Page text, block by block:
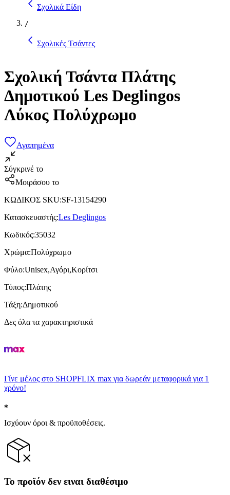
Σχολικά Είδη
/
Σχολικές Τσάντες
Σχολική Τσάντα Πλάτης
Δημοτικού Les Deglingos
Λύκος Πολύχρωμο
Αγαπημένα
Σύγκρινέ το
Μοιράσου το
ΚΩΔΙΚΟΣ SKU:SF-13154290
Κατασκευαστής:Les Deglingos
Κωδικός:35032
Χρώμα:Πολύχρωμο
Φύλο:Unisex,Αγόρι,Κορίτσι
Τύπος:Πλάτης
Τάξη:Δημοτικού
Δες όλα τα χαρακτηριστικά
Γίνε μέλος στο SHOPFLIX max για δωρεάν μεταφορικά για 1
χρόνο!
Ισχύουν όροι & προϋποθέσεις.
Το προϊόν δεν ειναι διαθέσιμο